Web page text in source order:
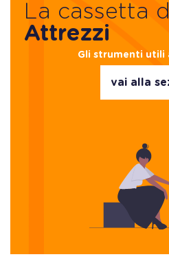
La cassetta
Attrezzi
Gli strumenti utili
vai alla